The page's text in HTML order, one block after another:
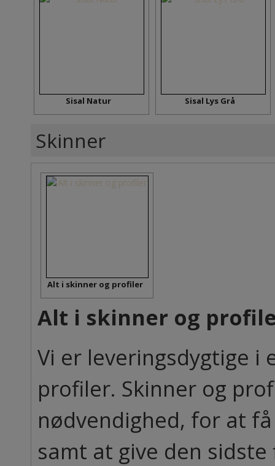
Sisal Natur Sisal Lys Grå
Skinner
Alt i skinner og profiler
Alt i skinner og
Vi er leveringsdygtige
profiler. Skinner og
nødvendighed, for at
samt at give den sidste